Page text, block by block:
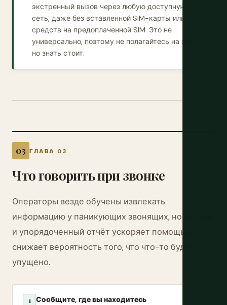
экстренный вызов через любую доступную
сеть, даже без вставленной SIM-карты или без
средств на предоплаченной SIM. Это не
универсально, поэтому не полагайтесь на это,
но знать стоит.
ГЛАВА 03
Что говорить при звонке
Операторы везде обучены извлекать
информацию у паникующих звонящих, но чёткий
и упорядоченный отчёт ускоряет помощь и
снижает вероятность того, что что-то будет
упущено.
1 Сообщите, где вы находитесь